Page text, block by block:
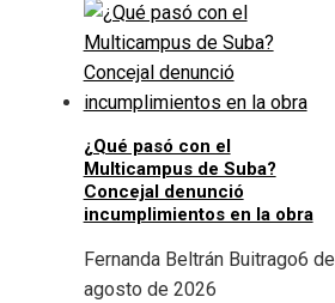
¿Qué pasó con el
Multicampus de Suba?
Concejal denunció
incumplimientos en la obra
Fernanda Beltrán Buitrago6 de
agosto de 2026